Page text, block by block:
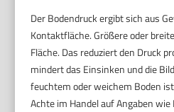
Der Bodendruck ergibt sich aus
Kontaktfläche. Größere oder
Fläche. Das reduziert den Druck
mindert das Einsinken und die
feuchtem oder weichem Boden
Achte im Handel auf Angaben